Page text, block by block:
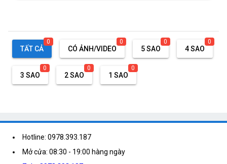
TẤT CẢ
0
CÓ ẢNH/VIDEO
0
5 SAO
0
4 SAO
0
3 SAO
0
2 SAO
0
1 SAO
0
Hotline: 0978.393.187
Mở cửa: 08:30 - 19:00 hàng ngày